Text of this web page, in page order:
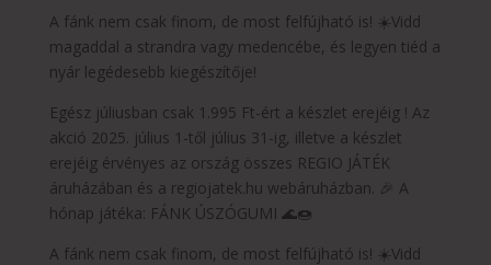
A fánk nem csak finom, de most felfújható is! ☀️Vidd
magaddal a strandra vagy medencébe, és legyen tiéd a
nyár legédesebb kiegészítője!
Egész júliusban csak 1.995 Ft-ért a készlet erejéig ! Az
akció 2025. július 1-től július 31-ig, illetve a készlet
erejéig érvényes az ország összes REGIO JÁTÉK
áruházában és a regiojatek.hu webáruházban. 🎉 A
hónap játéka: FÁNK ÚSZÓGUMI 🌊🍩
A fánk nem csak finom, de most felfújható is! ☀️Vidd